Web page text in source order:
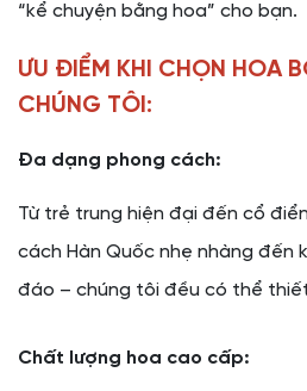
“kể chuyện bằng hoa” cho bạn.
ƯU ĐIỂM KHI CHỌN HOA
CHÚNG TÔI:
Đa dạng phong cách:
Từ trẻ trung hiện đại đến cổ
cách Hàn Quốc nhẹ nhàng đến
đáo – chúng tôi đều có thể
Chất lượng hoa cao cấp: